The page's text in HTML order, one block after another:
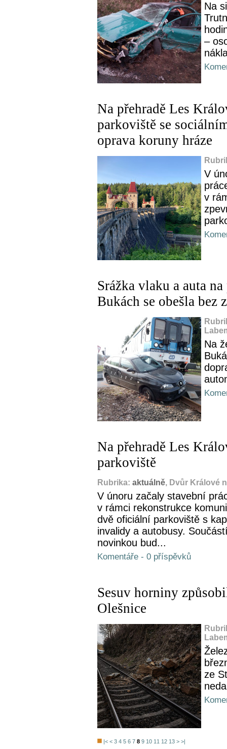
Na
–
Na přehradě Les
parkoviště se
oprava koruny hráze
V
v
Srážka vlaku a auta
Bukách se obešla bez
Na
Na přehradě Les
parkoviště
Rubrika: aktuálně, Dvůr Králové
V únoru začaly stavební
v rámci rekonstrukce
dvě oficiální parkoviště s
invalidy a autobusy.
novinkou bud...
Komentáře - 0 příspěvků
Sesuv horniny
Olešnice
ze
|< < 3 4 5 6 7 8 9 10 11 12 13 > >|